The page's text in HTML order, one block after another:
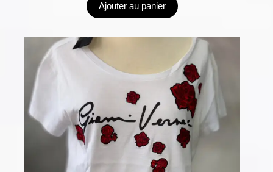
Ajouter au panier